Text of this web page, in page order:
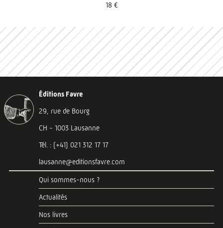
18 €
Éditions Favre
29, rue de Bourg
CH - 1003 Lausanne
Tél. : (+41) 021 312 17 17
lausanne@editionsfavre.com
Qui sommes-nous ?
Actualités
Nos livres